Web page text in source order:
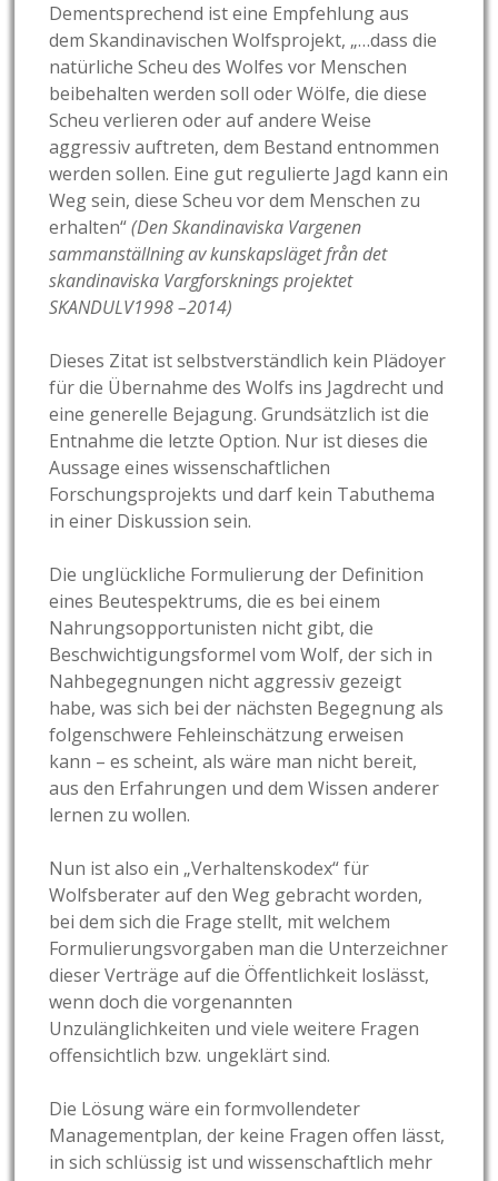
Dementsprechend ist eine Empfehlung aus
dem Skandinavischen Wolfsprojekt, „…dass die
natürliche Scheu des Wolfes vor Menschen
beibehalten werden soll oder Wölfe, die diese
Scheu verlieren oder auf andere Weise
aggressiv auftreten, dem Bestand entnommen
werden sollen. Eine gut regulierte Jagd kann ein
Weg sein, diese Scheu vor dem Menschen zu
erhalten“(Den Skandinaviska Vargenen
sammanställning av kunskapsläget från det
skandinaviska Vargforsknings projektet
SKANDULV1998 –2014)
Dieses Zitat ist selbstverständlich kein Plädoyer
für die Übernahme des Wolfs ins Jagdrecht und
eine generelle Bejagung. Grundsätzlich ist die
Entnahme die letzte Option. Nur ist dieses die
Aussage eines wissenschaftlichen
Forschungsprojekts und darf kein Tabuthema
in einer Diskussion sein.
Die unglückliche Formulierung der Definition
eines Beutespektrums, die es bei einem
Nahrungsopportunisten nicht gibt, die
Beschwichtigungsformel vom Wolf, der sich in
Nahbegegnungen nicht aggressiv gezeigt
habe, was sich bei der nächsten Begegnung als
folgenschwere Fehleinschätzung erweisen
kann – es scheint, als wäre man nicht bereit,
aus den Erfahrungen und dem Wissen anderer
lernen zu wollen.
Nun ist also ein „Verhaltenskodex“ für
Wolfsberater auf den Weg gebracht worden,
bei dem sich die Frage stellt, mit welchem
Formulierungsvorgaben man die Unterzeichner
dieser Verträge auf die Öffentlichkeit loslässt,
wenn doch die vorgenannten
Unzulänglichkeiten und viele weitere Fragen
offensichtlich bzw. ungeklärt sind.
Die Lösung wäre ein formvollendeter
Managementplan, der keine Fragen offen lässt,
in sich schlüssig ist und wissenschaftlich mehr